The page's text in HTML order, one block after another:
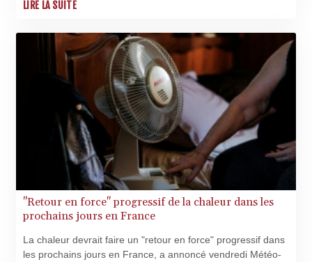
SLE 28.445176
SOS 658.791814
SRD 43.778814
STD
23929.673396
STN 24.499696
SVC 10.085875
SZL 18.722767
TMT 4.058036
TTD 7.812903
TWD 37.286072
semaine dernière à l'ouest d'Athènes, déclenché sur un
LIRE LA SUITE
"Retour en force" progressif de la chaleur dans les
prochains jours en France
La chaleur devrait faire un "retour en force" progressif dans
les prochains jours en France, a annoncé vendredi Météo-